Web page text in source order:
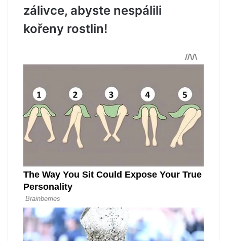
zálivce, abyste nespálili
kořeny rostlin!